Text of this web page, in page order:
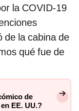
la COVID-19
de la cabina de
qué fue de
de
EE. UU.?